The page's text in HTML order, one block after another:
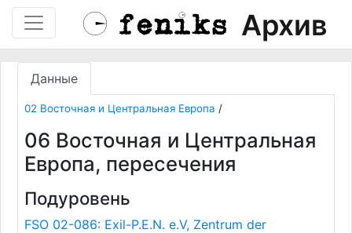
Архив
Данные
02 Восточная и Центральная Европа /
06 Восточная и Центральная
Европа, пересечения
Подуровень
FSO 02-086: Exil-P.E.N. e.V, Zentrum der